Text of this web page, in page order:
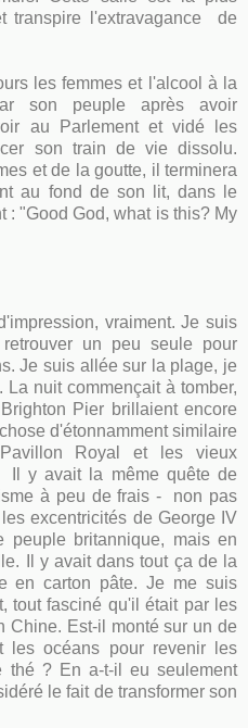
transpire l'extravagance de
les femmes et l'alcool à la
son peuple après avoir
au Parlement et vidé les
son train de vie dissolu.
et de la goutte, il terminera
au fond de son lit, dans le
: "Good God, what is this? My
vraiment. Je suis
un peu seule pour
Je suis allée sur la plage, je
nuit commençait à tomber,
Pier brillaient encore
d'étonnamment similaire
Royal et les vieux
Il y avait la même quête de
à peu de frais - non pas
excentricités de George IV
peuple britannique, mais en
Il y avait dans tout ça de la
en carton pâte. Je me suis
tout fasciné qu'il était par les
Chine. Est-il monté sur un de
les océans pour revenir les
thé ? En a-t-il eu seulement
le fait de transformer son